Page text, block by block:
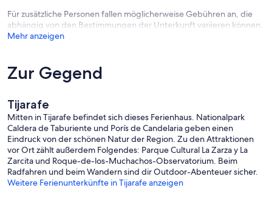
Für zusätzliche Personen fallen möglicherweise Gebühren an, die
abhängig von den Bestimmungen der Unterkunft variieren können.
Mehr anzeigen
Zur Gegend
Tijarafe
Mitten in Tijarafe befindet sich dieses Ferienhaus. Nationalpark
Caldera de Taburiente und Porís de Candelaria geben einen
Eindruck von der schönen Natur der Region. Zu den Attraktionen
vor Ort zählt außerdem Folgendes: Parque Cultural La Zarza y La
Zarcita und Roque-de-los-Muchachos-Observatorium. Beim
Radfahren und beim Wandern sind dir Outdoor-Abenteuer sicher.
Weitere Ferienunterkünfte in Tijarafe anzeigen